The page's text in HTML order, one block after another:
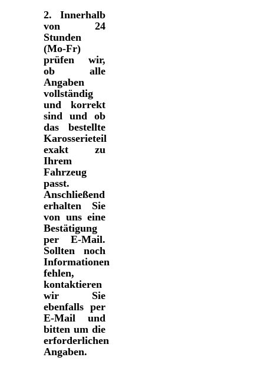
2. Innerhalb
von 24
Stunden
(Mo-Fr)
prüfen wir,
ob alle
Angaben
vollständig
und korrekt
sind und ob
das bestellte
Karosserieteil
exakt zu
Ihrem
Fahrzeug
passt.
Anschließend
erhalten Sie
von uns eine
Bestätigung
per E-Mail.
Sollten noch
Informationen
fehlen,
kontaktieren
wir Sie
ebenfalls per
E-Mail und
bitten um die
erforderlichen
Angaben.